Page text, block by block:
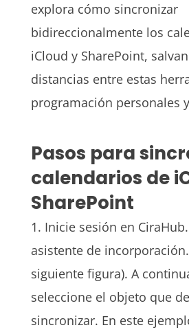
explora cómo sincronizar
bidireccionalmente los
iCloud y SharePoint,
distancias entre estas
programación personales
Pasos para
calendarios de
SharePoint
1. Inicie sesión en
asistente de
siguiente figura). A
seleccione el objeto que
sincronizar. En este